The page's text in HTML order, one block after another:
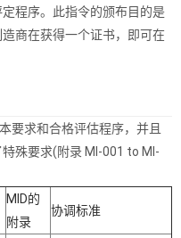
程序。此指令的颁布目的是
商在获得一个证书，即可在
要求和合格评估程序，并且
殊要求(附录 MI-001 to MI-
MID的
附录
协调标准